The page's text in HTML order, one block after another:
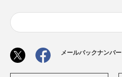
メールバックナンバー